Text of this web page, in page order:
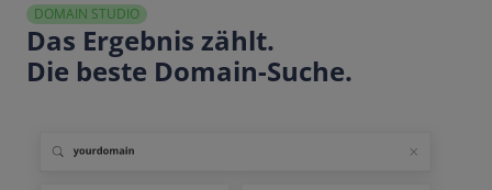
DOMAIN STUDIO
Das Ergebnis zählt.
Die beste Domain-Suche.